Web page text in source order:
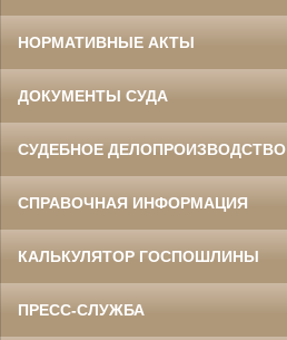
НОРМАТИВНЫЕ АКТЫ
ДОКУМЕНТЫ СУДА
СУДЕБНОЕ ДЕЛОПРОИЗВОДСТВО
СПРАВОЧНАЯ ИНФОРМАЦИЯ
КАЛЬКУЛЯТОР ГОСПОШЛИНЫ
ПРЕСС-СЛУЖБА